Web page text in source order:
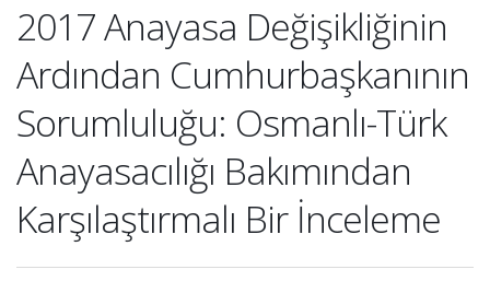
2017 Anayasa Değişikliğinin
Ardından Cumhurbaşkanının
Sorumluluğu: Osmanlı-Türk
Anayasacılığı Bakımından
Karşılaştırmalı Bir İnceleme